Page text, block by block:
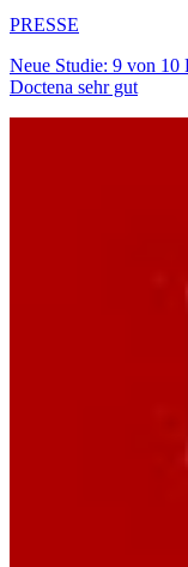
PRESSE
Neue Studie: 9 von 10
Doctena sehr gut